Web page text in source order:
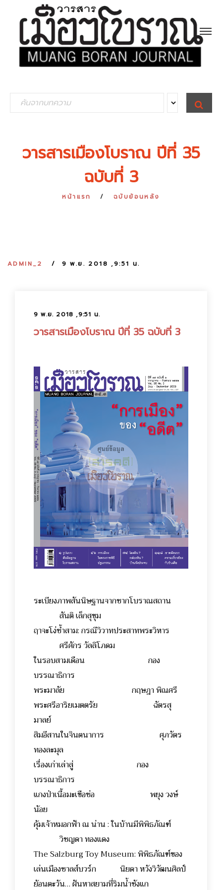
e
S
E
A
วารสารเมืองโบราณ ปีที่ 35
ฉบับที่ 3
หน้าแรก ฉบับย้อนหลัง
ADMIN_2 9 พ.ย. 2018 ,9:51 น.
9 พ.ย. 2018 ,9:51 น.
วารสารเมืองโบราณ ปีที่ 35 ฉบับที่ 3
ระเบียงภาพสันนิษฐานจากซากโบราณสถาน
สันติ เล็กสุขุม
ฤาจะโง่ซ้ำสาม: กรณีวิวาทประสาทพระวิหาร
ศรีศักร วัลลิโภดม
ในรอบสามเดือน กอง
บรรณาธิการ
พระมาลัย กฤษฎา พิณศรี
พระศรีอาริยเมตตรัย ฉัตรสุ
มาลย์
สิมอีสานในจินตนาการ ศุภวัตร
ทองละมุล
เรื่องเก่าเล่าสู่ กอง
บรรณาธิการ
แกงป่าเนื้อมะเขือช่อ พยุง วงษ์
น้อย
คุ้มเจ้าหมอกฟ้า ณ น่าน : ในบ้านมีพิพิธภัณฑ์
วิชญดา ทองแดง
The Salzburg Toy Museum: พิพิธภัณฑ์ของ
เล่นเมืองซาลส์บวร์ก นิยดา หวังวิวัฒนศิลป์
ย้อนตะวัน… ฝันหาสยามที่ริมน้ำซังแก